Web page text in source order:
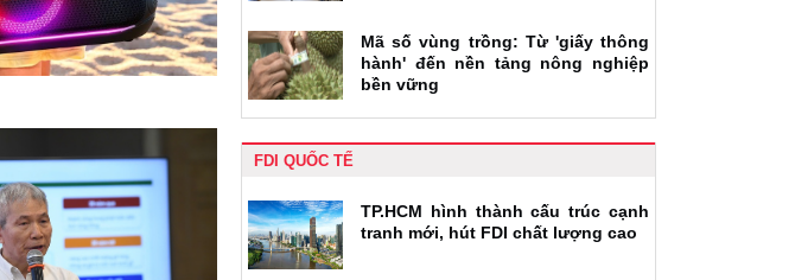
Mã số vùng trồng: Từ 'giấy thông
hành' đến nền tảng nông nghiệp
bền vững
FDI QUỐC TẾ
TP.HCM hình thành cấu trúc cạnh
tranh mới, hút FDI chất lượng cao